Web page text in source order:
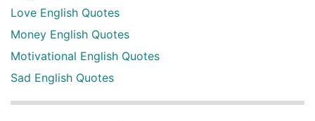
Love English Quotes
Money English Quotes
Motivational English Quotes
Sad English Quotes